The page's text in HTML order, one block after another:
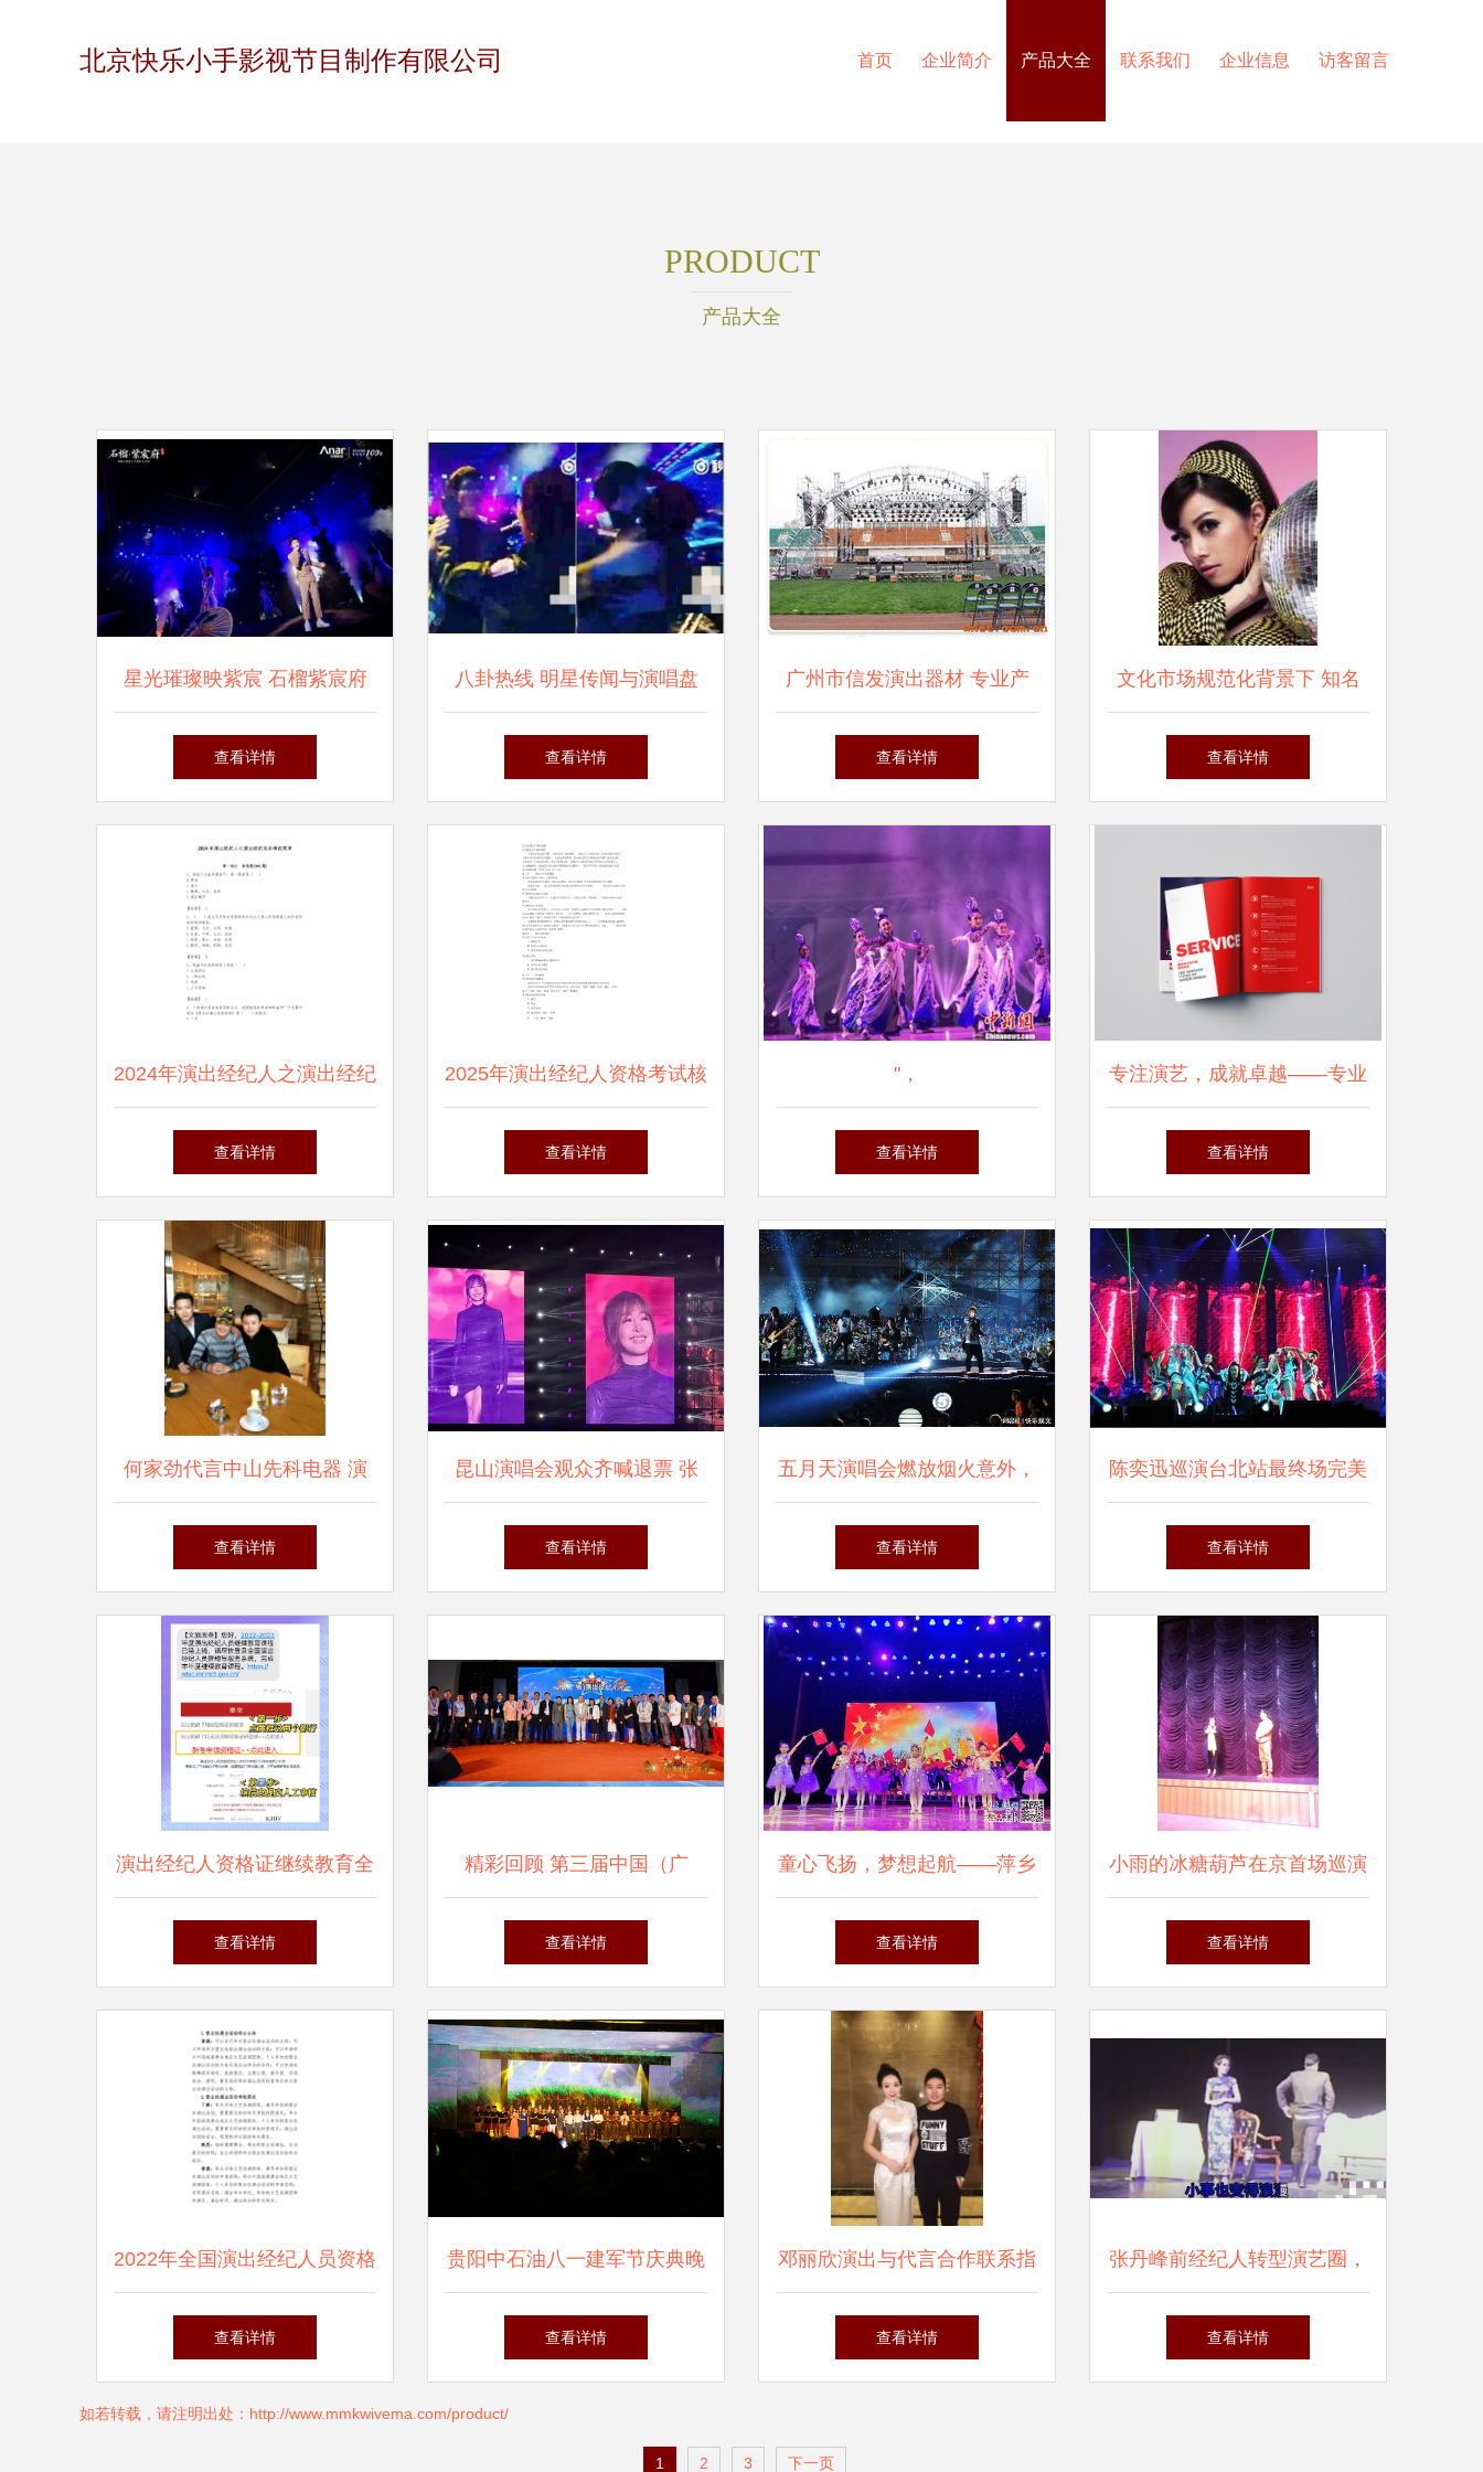
北京快乐小手影视节目制作有限公司 首页 企业简介 产品大全 联系我们 企业信息 访客留言
PRODUCT
产品大全
星光璀璨映紫宸 石榴紫宸府
明星演唱会暨产品发布会圆满
查看详情
八卦热线 明星传闻与演唱盘
点
查看详情
广州市信发演出器材 专业产
品展示与经纪服务，构筑舞台
查看详情
文化市场规范化背景下 知名
艺人经纪服务的价格策略与行
查看详情
2024年演出经纪人之演出经纪
实务模拟题库及一套答案
查看详情
2025年演出经纪人资格考试核
心要点总结
查看详情
"，
查看详情
专注演艺，成就卓越——专业
演出经纪企业画册
查看详情
何家劲代言中山先科电器 演
艺与品牌的双赢案例解析
查看详情
昆山演唱会观众齐喊退票 张
韶涵就医缺席，经纪公司紧急
查看详情
五月天演唱会燃放烟火意外，
粉丝受伤引发关注
查看详情
陈奕迅巡演台北站最终场完美
落幕 一场视听盛宴的告别
查看详情
演出经纪人资格证继续教育全
攻略
查看详情
精彩回顾 第三届中国（广
州）演出经纪人大会圆满落
查看详情
童心飞扬，梦想起航——萍乡
经开区硖石小学举行庆“六
查看详情
小雨的冰糖葫芦在京首场巡演
温暖启幕，演绎酸甜人生故事
查看详情
2022年全国演出经纪人员资格
认定考试大纲解析 科目二 演
查看详情
贵阳中石油八一建军节庆典晚
会圆满举行
查看详情
邓丽欣演出与代言合作联系指
南
查看详情
张丹峰前经纪人转型演艺圈，
旗袍亮相话剧舞台秀曼妙身姿
查看详情
如若转载，请注明出处：http://www.mmkwivema.com/product/
1 2 3 下一页